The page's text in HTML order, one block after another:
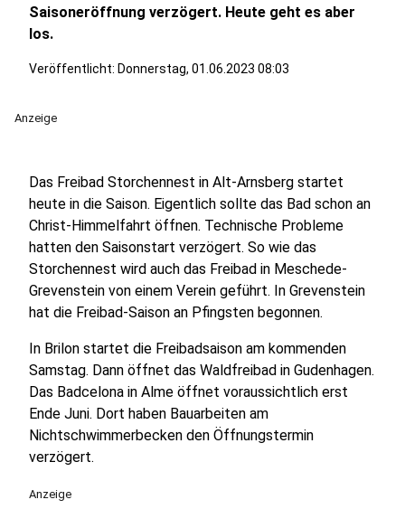
Saisoneröffnung verzögert. Heute geht es aber
los.
Veröffentlicht: Donnerstag, 01.06.2023 08:03
Anzeige
Das Freibad Storchennest in Alt-Arnsberg startet
heute in die Saison. Eigentlich sollte das Bad schon an
Christ-Himmelfahrt öffnen. Technische Probleme
hatten den Saisonstart verzögert. So wie das
Storchennest wird auch das Freibad in Meschede-
Grevenstein von einem Verein geführt. In Grevenstein
hat die Freibad-Saison an Pfingsten begonnen.
In Brilon startet die Freibadsaison am kommenden
Samstag. Dann öffnet das Waldfreibad in Gudenhagen.
Das Badcelona in Alme öffnet voraussichtlich erst
Ende Juni. Dort haben Bauarbeiten am
Nichtschwimmerbecken den Öffnungstermin
verzögert.
Anzeige